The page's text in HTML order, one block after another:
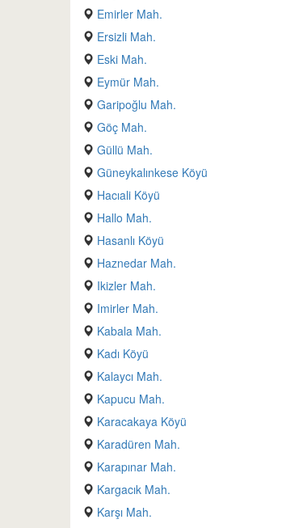
Emirler Mah.
Ersizli Mah.
Eski Mah.
Eymür Mah.
Garipoğlu Mah.
Göç Mah.
Güllü Mah.
Güneykalınkese Köyü
Hacıali Köyü
Hallo Mah.
Hasanlı Köyü
Haznedar Mah.
Ikizler Mah.
Imirler Mah.
Kabala Mah.
Kadı Köyü
Kalaycı Mah.
Kapucu Mah.
Karacakaya Köyü
Karadüren Mah.
Karapınar Mah.
Kargacık Mah.
Karşı Mah.